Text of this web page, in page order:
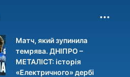
Матч, який зупинила
темрява. ДНІПРО –
МЕТАЛІСТ: історія
«Електричного» дербі